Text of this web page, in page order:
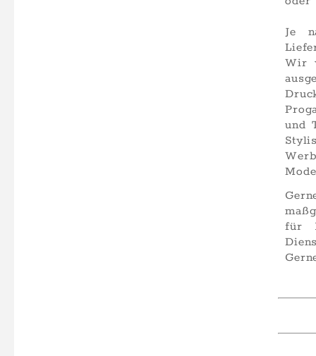
Je
Wir
und
für